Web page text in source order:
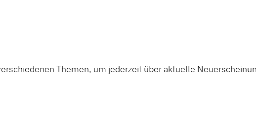
Themen, um jederzeit über aktuelle